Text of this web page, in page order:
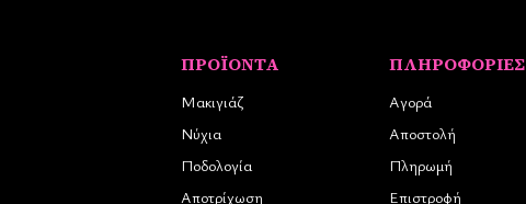
ΠΡΟΪΌΝΤΑ
Μακιγιάζ
Νύχια
Ποδολογία
Αποτρίχωση
ΠΛΗΡΟΦΟΡΊΕΣ
Αγορά
Αποστολή
Πληρωμή
Επιστροφή